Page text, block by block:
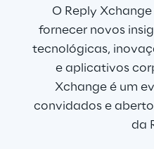
O Reply
fornecer novos
tecnológicas,
e aplicativos
Xchange é um
convidados e
da